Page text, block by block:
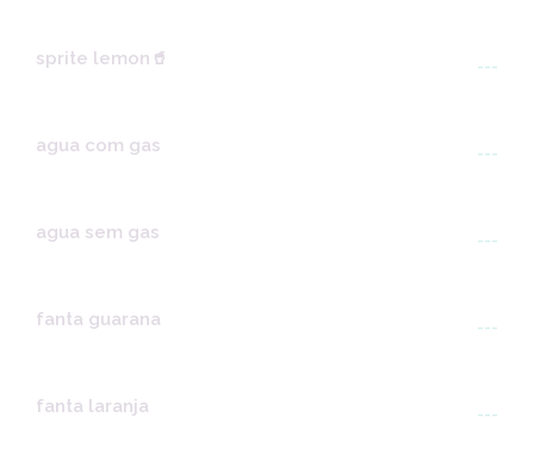
sprite lemon🥤 ---
agua com gas ---
agua sem gas ---
fanta guarana ---
fanta laranja ---